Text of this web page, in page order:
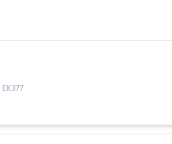
EK377